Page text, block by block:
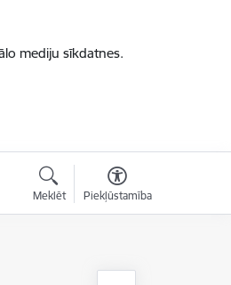
mediju sīkdatnes.
Meklēt Piekļūstamība